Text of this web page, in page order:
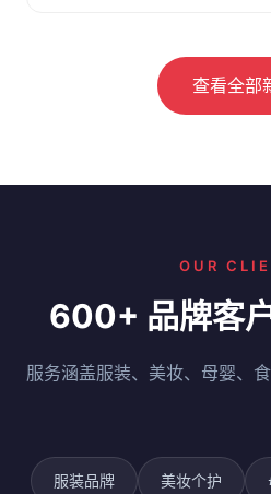
查看全部
OUR
600+ 品牌客
服务涵盖服装、美妆、母婴、
服装品牌 美妆个护